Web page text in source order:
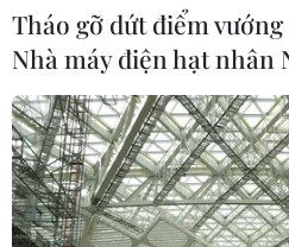
Sở hữu trí tuệ
RSS
Ngôn ngữ
Dịch vụ tin
Tháo gỡ dứt điểm
Nhà máy điện hạt nhân